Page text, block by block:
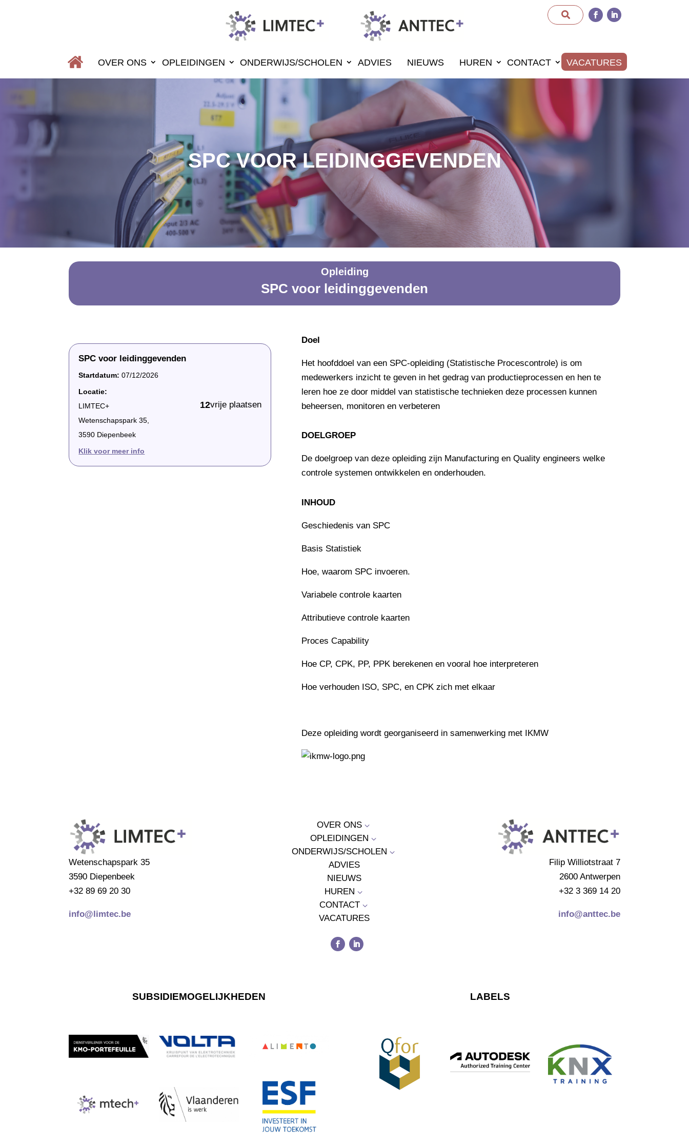
OVER ONS OPLEIDINGEN ONDERWIJS/SCHOLEN ADVIES NIEUWS HUREN CONTACT VACATURES
SPC VOOR LEIDINGGEVENDEN
Opleiding
SPC voor leidinggevenden
SPC voor leidinggevenden
Startdatum: 07/12/2026
Locatie:
LIMTEC+
Wetenschapspark 35,
3590 Diepenbeek
Klik voor meer info
12vrije plaatsen
Doel
Het hoofddoel van een SPC-opleiding (Statistische Procescontrole) is om
medewerkers inzicht te geven in het gedrag van productieprocessen en hen te
leren hoe ze door middel van statistische technieken deze processen kunnen
beheersen, monitoren en verbeteren
DOELGROEP
De doelgroep van deze opleiding zijn Manufacturing en Quality engineers welke
controle systemen ontwikkelen en onderhouden.
INHOUD
Geschiedenis van SPC
Basis Statistiek
Hoe, waarom SPC invoeren.
Variabele controle kaarten
Attributieve controle kaarten
Proces Capability
Hoe CP, CPK, PP, PPK berekenen en vooral hoe interpreteren
Hoe verhouden ISO, SPC, en CPK zich met elkaar
Deze opleiding wordt georganiseerd in samenwerking met IKMW
Wetenschapspark 35
3590 Diepenbeek
+32 89 69 20 30
info@limtec.be
OVER ONS 3
OPLEIDINGEN 3
ONDERWIJS/SCHOLEN 3
ADVIES
NIEUWS
HUREN 3
CONTACT3
VACATURES
Filip Williotstraat 7
2600 Antwerpen
+32 3 369 14 20
info@anttec.be
SUBSIDIEMOGELIJKHEDEN LABELS